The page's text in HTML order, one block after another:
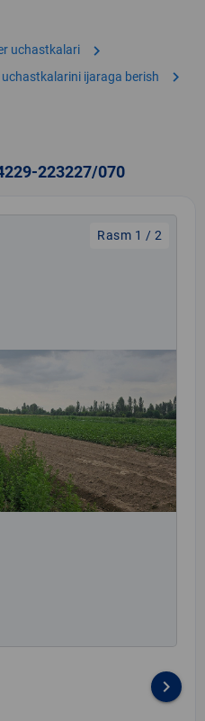
uchastkalari chevron_right
uchastkalarini ijaraga berish chevron_right
223227/070
Rasm 1 / 2
keyboard_arrow_right